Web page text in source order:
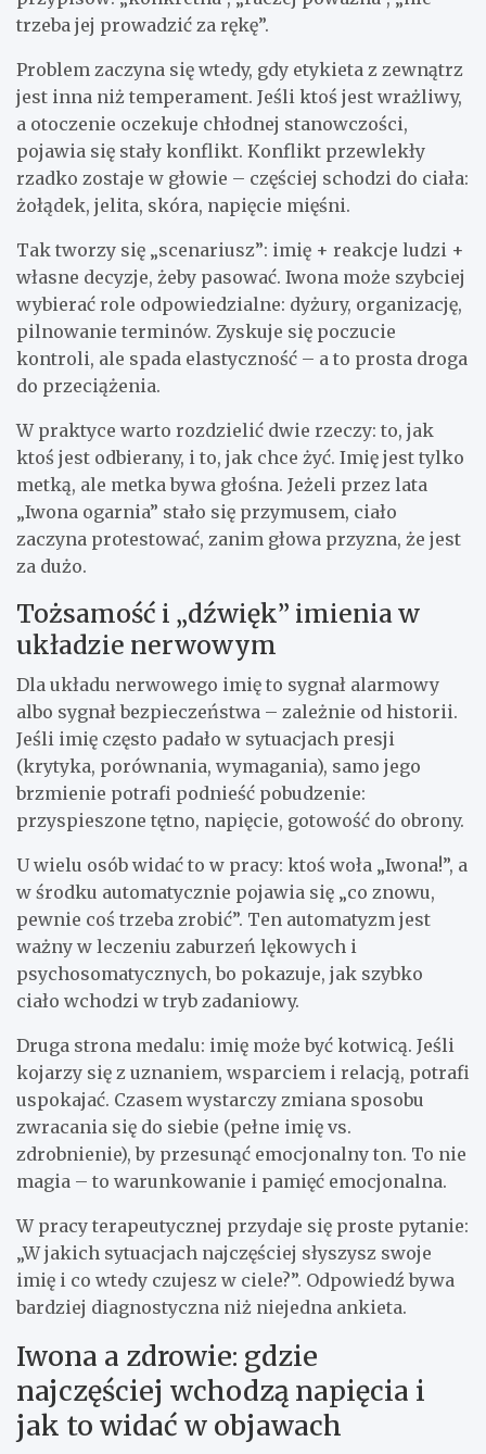
trzeba jej prowadzić za rękę”.
Problem zaczyna się wtedy, gdy etykieta z zewnątrz
jest inna niż temperament. Jeśli ktoś jest wrażliwy,
a otoczenie oczekuje chłodnej stanowczości,
pojawia się stały konflikt. Konflikt przewlekły
rzadko zostaje w głowie – częściej schodzi do ciała:
żołądek, jelita, skóra, napięcie mięśni.
Tak tworzy się „scenariusz”: imię + reakcje ludzi +
własne decyzje, żeby pasować. Iwona może szybciej
wybierać role odpowiedzialne: dyżury, organizację,
pilnowanie terminów. Zyskuje się poczucie
kontroli, ale spada elastyczność – a to prosta droga
do przeciążenia.
W praktyce warto rozdzielić dwie rzeczy: to, jak
ktoś jest odbierany, i to, jak chce żyć. Imię jest tylko
metką, ale metka bywa głośna. Jeżeli przez lata
„Iwona ogarnia” stało się przymusem, ciało
zaczyna protestować, zanim głowa przyzna, że jest
za dużo.
Tożsamość i „dźwięk” imienia w
układzie nerwowym
Dla układu nerwowego imię to sygnał alarmowy
albo sygnał bezpieczeństwa – zależnie od historii.
Jeśli imię często padało w sytuacjach presji
(krytyka, porównania, wymagania), samo jego
brzmienie potrafi podnieść pobudzenie:
przyspieszone tętno, napięcie, gotowość do obrony.
U wielu osób widać to w pracy: ktoś woła „Iwona!”, a
w środku automatycznie pojawia się „co znowu,
pewnie coś trzeba zrobić”. Ten automatyzm jest
ważny w leczeniu zaburzeń lękowych i
psychosomatycznych, bo pokazuje, jak szybko
ciało wchodzi w tryb zadaniowy.
Druga strona medalu: imię może być kotwicą. Jeśli
kojarzy się z uznaniem, wsparciem i relacją, potrafi
uspokajać. Czasem wystarczy zmiana sposobu
zwracania się do siebie (pełne imię vs.
zdrobnienie), by przesunąć emocjonalny ton. To nie
magia – to warunkowanie i pamięć emocjonalna.
W pracy terapeutycznej przydaje się proste pytanie:
„W jakich sytuacjach najczęściej słyszysz swoje
imię i co wtedy czujesz w ciele?”. Odpowiedź bywa
bardziej diagnostyczna niż niejedna ankieta.
Iwona a zdrowie: gdzie
najczęściej wchodzą napięcia i
jak to widać w objawach